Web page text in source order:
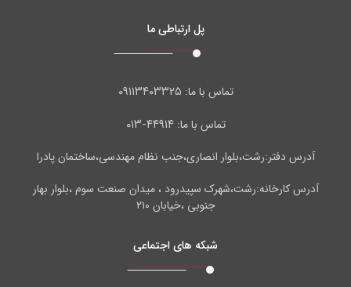
پل ارتباطی ما
تماس با ما:۰۹۱۱۳۴۰۳۳۲۵
تماس با ما: ۴۴۹۱۴-۰۱۳
آدرس دفتر:رشت،بلوار انصاری،جنب نظام مهندسی،ساختمان پادرا
آدرس کارخانه:رشت،شهرک سپیدرود ، میدان صنعت سوم ،بلوار بهار
جنوبی ،خیابان ۲۱۰
شبکه های اجتماعی